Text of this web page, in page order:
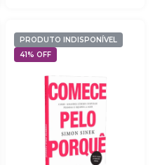
PRODUTO INDISPONÍVEL
41% OFF